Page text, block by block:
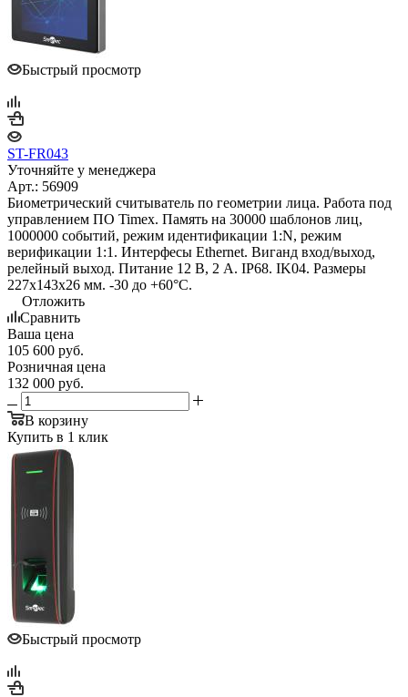
Быстрый просмотр
ST-FR043
Уточняйте у менеджера
Арт.: 56909
Биометрический считыватель по геометрии лица. Работа под
управлением ПО Timex. Память на 30000 шаблонов лиц,
1000000 событий, режим идентификации 1:N, режим
верификации 1:1. Интерфесы Ethernet. Виганд вход/выход,
релейный выход. Питание 12 В, 2 А. IP68. IK04. Размеры
227х143х26 мм. -30 до +60°С.
Отложить
Сравнить
Ваша цена
105 600 руб.
Розничная цена
132 000 руб.
В корзину
Купить в 1 клик
Быстрый просмотр